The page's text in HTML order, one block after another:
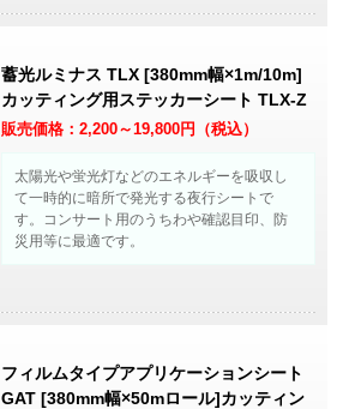
蓄光ルミナス TLX [380mm幅×1m/10m]
カッティング用ステッカーシート TLX-Z
販売価格：2,200～19,800円（税込）
太陽光や蛍光灯などのエネルギーを吸収し
て一時的に暗所で発光する夜行シートで
す。コンサート用のうちわや確認目印、防
災用等に最適です。
フィルムタイプアプリケーションシート
GAT [380mm幅×50mロール]カッティン